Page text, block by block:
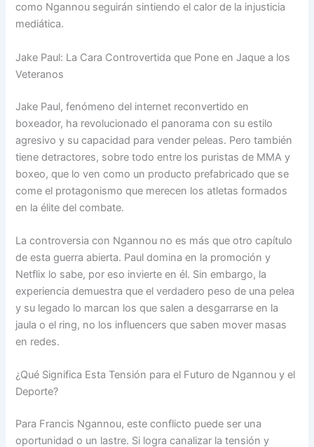
como Ngannou seguirán sintiendo el calor de la injusticia
mediática.
Jake Paul: La Cara Controvertida que Pone en Jaque a los
Veteranos
Jake Paul, fenómeno del internet reconvertido en
boxeador, ha revolucionado el panorama con su estilo
agresivo y su capacidad para vender peleas. Pero también
tiene detractores, sobre todo entre los puristas de MMA y
boxeo, que lo ven como un producto prefabricado que se
come el protagonismo que merecen los atletas formados
en la élite del combate.
La controversia con Ngannou no es más que otro capítulo
de esta guerra abierta. Paul domina en la promoción y
Netflix lo sabe, por eso invierte en él. Sin embargo, la
experiencia demuestra que el verdadero peso de una pelea
y su legado lo marcan los que salen a desgarrarse en la
jaula o el ring, no los influencers que saben mover masas
en redes.
¿Qué Significa Esta Tensión para el Futuro de Ngannou y el
Deporte?
Para Francis Ngannou, este conflicto puede ser una
oportunidad o un lastre. Si logra canalizar la tensión y